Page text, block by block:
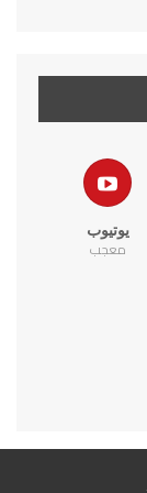
يوتيوب
معجب